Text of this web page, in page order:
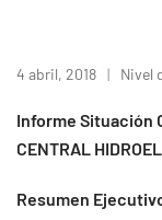
4 abril, 2018 Nivel
Informe Situación
CENTRAL
Resumen